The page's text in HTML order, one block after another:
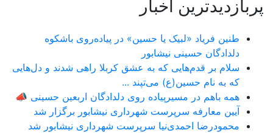
پربازدیدترین اخبار
طنین فریاد «لبیک یا حسین» در پیاده‌روی باشکوه
دلدادگان حسینی نیشابور
سلام بر قدم‌هایی که به عشق کربلا راهی شدند و دل‌هایی
که به نام حسین(ع) می‌تپند ...
همه باهم در مسیرپیاده روی دلدادگان اربعین حسینی 📣
آیین معارفه سرپرست شهرداری نیشابور برگزار شد
محمودرضا احمدی‌نیا سرپرست شهرداری نیشابور شد